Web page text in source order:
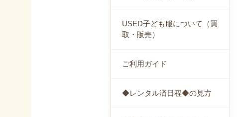
USED子ども服について（買
取・販売）
ご利用ガイド
◆レンタル済日程◆の見方